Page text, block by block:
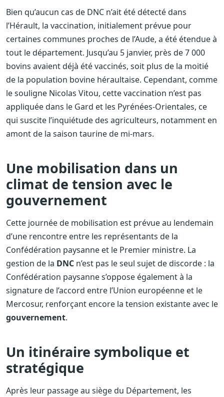
Bien qu’aucun cas de DNC n’ait été détecté dans
l’Hérault, la vaccination, initialement prévue pour
certaines communes proches de l’Aude, a été étendue à
tout le département. Jusqu’au 5 janvier, près de 7 000
bovins avaient déjà été vaccinés, soit plus de la moitié
de la population bovine héraultaise. Cependant, comme
le souligne Nicolas Vitou, cette vaccination n’est pas
appliquée dans le Gard et les Pyrénées-Orientales, ce
qui suscite l’inquiétude des agriculteurs, notamment en
amont de la saison taurine de mi-mars.
Une mobilisation dans un
climat de tension avec le
gouvernement
Cette journée de mobilisation est prévue au lendemain
d’une rencontre entre les représentants de la
Confédération paysanne et le Premier ministre. La
gestion de la DNC n’est pas le seul sujet de discorde : la
Confédération paysanne s’oppose également à la
signature de l’accord entre l’Union européenne et le
Mercosur, renforçant encore la tension existante avec le
gouvernement.
Un itinéraire symbolique et
stratégique
Après leur passage au siège du Département, les